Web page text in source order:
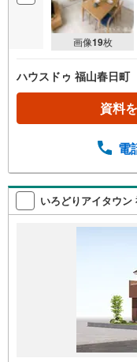
画像19枚
ハウスドゥ 福山春日
資料
電
いろどりアイタウ